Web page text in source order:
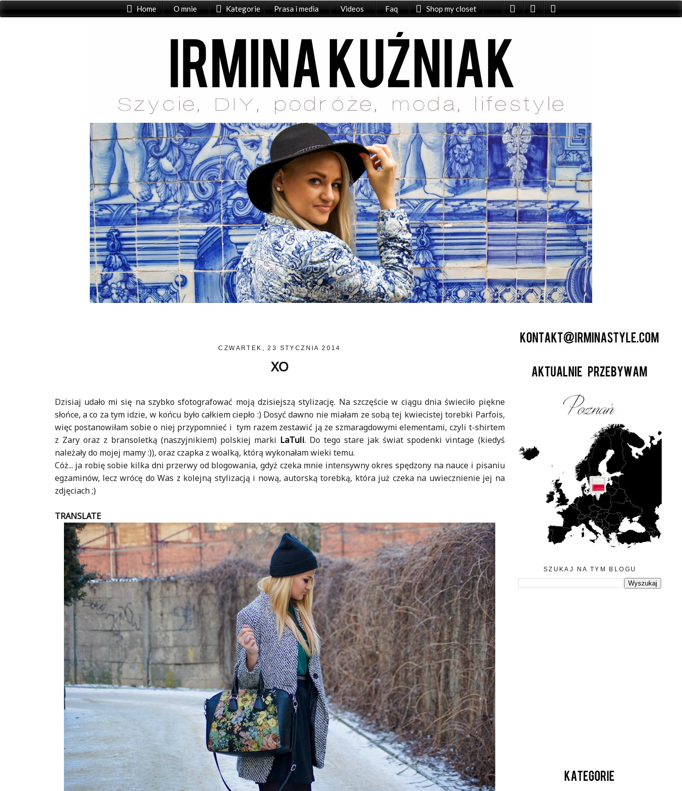
Home O mnie Kategorie Prasa i media Videos Faq Shop my closet
CZWARTEK, 23 STYCZNIA 2014
XO
Dzisiaj udało mi się na szybko sfotografować moją dzisiejszą stylizację. Na szczęście w ciągu dnia świeciło piękne
słońce, a co za tym idzie, w końcu było całkiem ciepło :) Dosyć dawno nie miałam ze sobą tej kwiecistej torebki Parfois,
więc postanowiłam sobie o niej przypomnieć i tym razem zestawić ją ze szmaragdowymi elementami, czyli t-shirtem
z Zary oraz z bransoletką (naszyjnikiem) polskiej marki LaTuli. Do tego stare jak świat spodenki vintage (kiedyś
należały do mojej mamy :)), oraz czapka z woalką, którą wykonałam wieki temu.
Cóż... ja robię sobie kilka dni przerwy od blogowania, gdyż czeka mnie intensywny okres spędzony na nauce i pisaniu
egzaminów, lecz wrócę do Was z kolejną stylizacją i nową, autorską torebką, która już czeka na uwiecznienie jej na
zdjęciach ;)
TRANSLATE
SZUKAJ NA TYM BLOGU
.